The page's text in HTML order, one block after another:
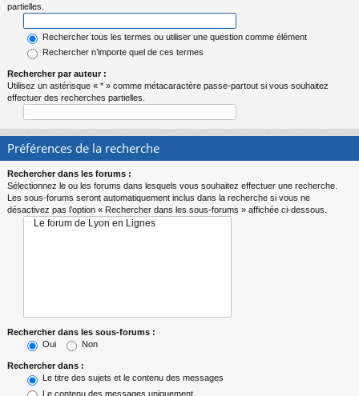
partielles.
Rechercher tous les termes ou utiliser une question comme élément
Rechercher n’importe quel de ces termes
Rechercher par auteur :
Utilisez un astérisque « * » comme métacaractère passe-partout si vous souhaitez
effectuer des recherches partielles.
Préférences de la recherche
Rechercher dans les forums :
Sélectionnez le ou les forums dans lesquels vous souhaitez effectuer une recherche.
Les sous-forums seront automatiquement inclus dans la recherche si vous ne
désactivez pas l’option « Rechercher dans les sous-forums » affichée ci-dessous.
Rechercher dans les sous-forums :
Oui
Non
Rechercher dans :
Le titre des sujets et le contenu des messages
Le contenu des messages uniquement